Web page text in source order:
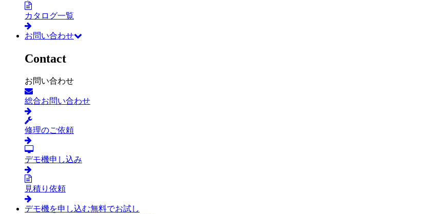
カタログ一覧
お問い合わせ
Contact
お問い合わせ
総合お問い合わせ
修理のご依頼
デモ機申し込み
見積り依頼
デモ機を申し込む無料でお試し